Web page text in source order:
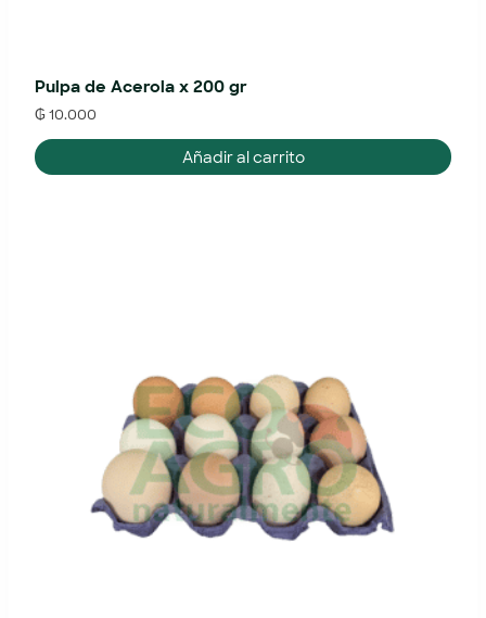
Pulpa de Acerola x 200 gr
₲10.000
Añadir al carrito